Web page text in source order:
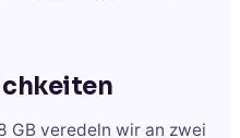
GB veredeln wir an zwei